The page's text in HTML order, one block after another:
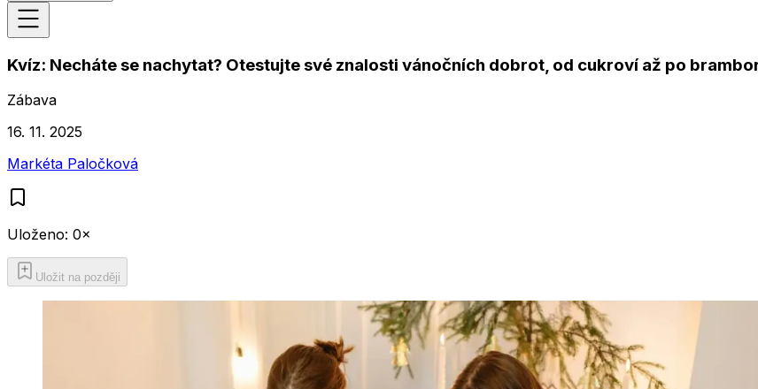
Kvíz: Necháte se nachytat? Otestujte své znalosti vánočních dobrot, od cukroví až po
Zábava
16. 11. 2025
Markéta Paločková
Uloženo: 0×
Uložit na později